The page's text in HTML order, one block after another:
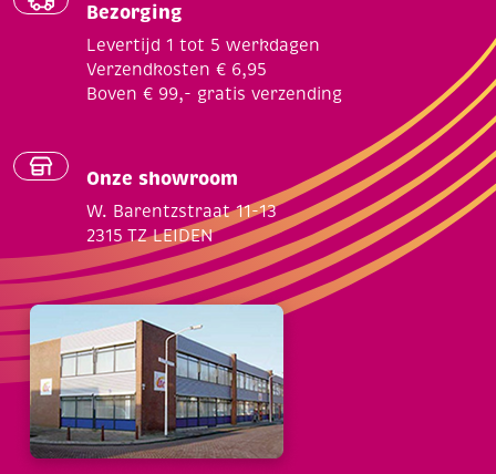
Bezorging
Levertijd 1 tot 5 werkdagen
Verzendkosten € 6,95
Boven € 99,- gratis verzending
Onze showroom
W. Barentzstraat 11-13
2315 TZ LEIDEN